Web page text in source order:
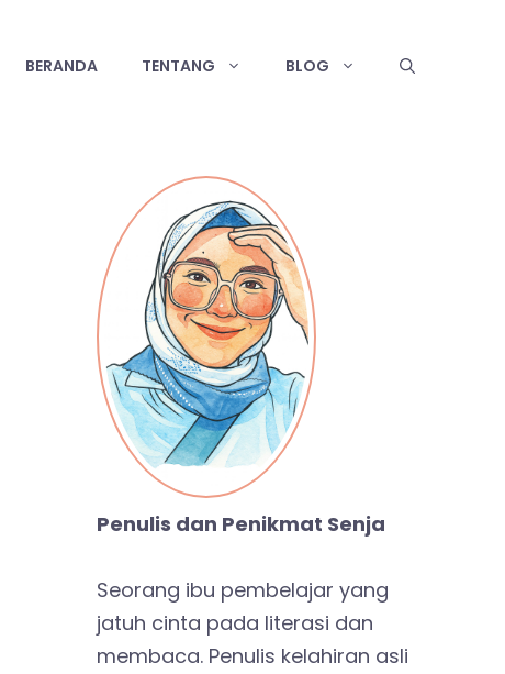
BERANDA TENTANG BLOG
Penulis dan Penikmat Senja
Seorang ibu pembelajar yang
jatuh cinta pada literasi dan
membaca. Penulis kelahiran asli